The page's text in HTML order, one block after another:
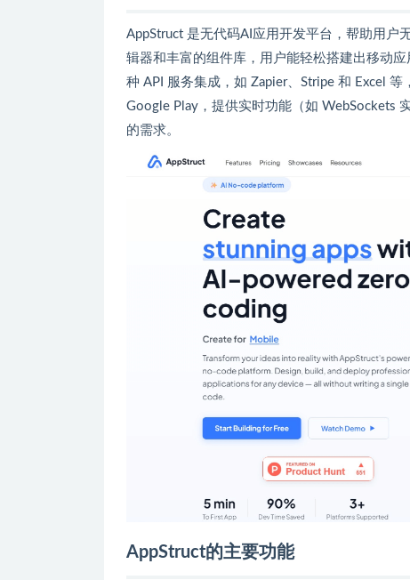
AppStruct 是无代码AI应用开发平台，帮助用户
辑器和丰富的组件库，用户能轻松搭建出移动
种 API 服务集成，如 Zapier、Stripe 和 Excel
Google Play，提供实时功能（如 WebSockets
的需求。
AppStruct的主要功能